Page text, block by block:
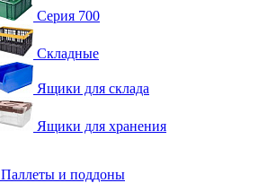
Серия 700
Складные
Ящики для склада
Ящики для хранения
Паллеты и поддоны